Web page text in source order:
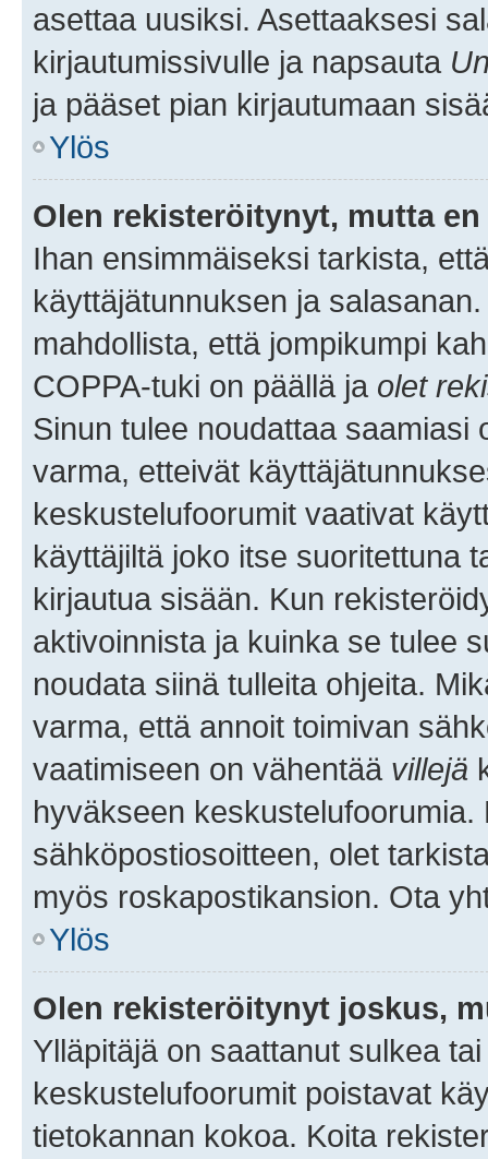
asettaa uusiksi. Asettaaksesi
kirjautumissivulle ja napsauta
ja pääset pian kirjautumaan
Ylös
Olen rekisteröitynyt, mutta
Ihan ensimmäiseksi tarkista,
käyttäjätunnuksen ja
mahdollista, että jompikumpi
COPPA-tuki on päällä ja olet
Sinun tulee noudattaa saamiasi
varma, etteivät
keskustelufoorumit vaativat
käyttäjiltä joko itse suoritettuna
kirjautua sisään. Kun
aktivoinnista ja kuinka se tulee
noudata siinä tulleita ohjeita.
varma, että annoit toimivan
vaatimiseen on vähentää villejä
hyväkseen
sähköpostiosoitteen, olet
myös roskapostikansion. Ota
Ylös
Olen rekisteröitynyt joskus,
Ylläpitäjä on saattanut sulkea
keskustelufoorumit poistavat
tietokannan kokoa. Koita